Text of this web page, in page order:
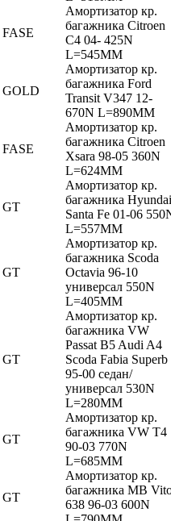
FASE
Амортизатор кр.
багажника Citroen
C4 04- 425N
L=545MM
GOLD
Амортизатор кр.
багажника Ford
Transit V347 12-
670N L=890MM
FASE
Амортизатор кр.
багажника Citroen
Xsara 98-05 360N
L=624MM
GT
Амортизатор кр.
багажника Hyundai
Santa Fe 01-06
L=557MM
GT
Амортизатор кр.
багажника Scoda
Octavia 96-10
универсал 550N
L=405MM
GT
Амортизатор кр.
багажника VW
Passat B5 Audi A4
Scoda Fabia Superb
95-00 седан/
универсал 530N
L=280MM
GT
Амортизатор кр.
багажника VW T4
90-03 770N
L=685MM
GT
Амортизатор кр.
багажника MB
638 96-03 600N